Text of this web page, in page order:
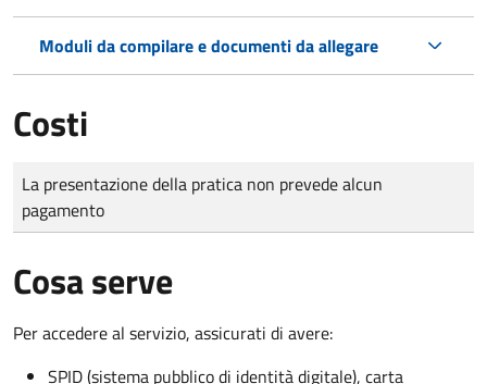
Moduli da compilare e documenti da allegare
Costi
Tipo di pagamento
Importo
La presentazione della pratica non prevede alcun
pagamento
Cosa serve
Per accedere al servizio, assicurati di avere:
SPID (sistema pubblico di identità digitale), carta